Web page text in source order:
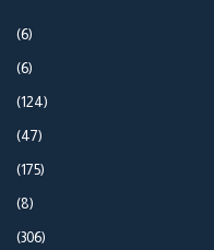
(6)
(6)
(124)
(47)
(175)
(8)
(306)